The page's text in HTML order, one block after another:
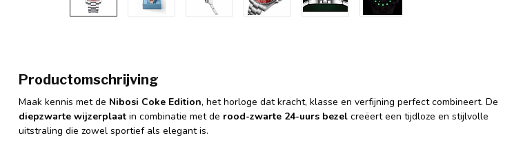
Productomschrijving
Maak kennis met de Nibosi Coke Edition, het horloge dat kracht, klasse en verfijning perfect combineert. De
diepzwarte wijzerplaat in combinatie met de rood-zwarte 24-uurs bezel creëert een tijdloze en stijlvolle
uitstraling die zowel sportief als elegant is.